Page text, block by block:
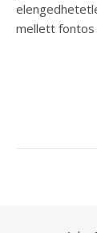
mellett